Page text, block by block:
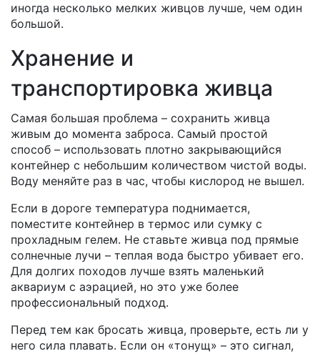
иногда несколько мелких живцов лучше, чем один
большой.
Хранение и
транспортировка живца
Самая большая проблема – сохранить живца
живым до момента заброса. Самый простой
способ – использовать плотно закрывающийся
контейнер с небольшим количеством чистой воды.
Воду меняйте раз в час, чтобы кислород не вышел.
Если в дороге температура поднимается,
поместите контейнер в термос или сумку с
прохладным гелем. Не ставьте живца под прямые
солнечные лучи – теплая вода быстро убивает его.
Для долгих походов лучше взять маленький
аквариум с аэрацией, но это уже более
профессиональный подход.
Перед тем как бросать живца, проверьте, есть ли у
него сила плавать. Если он «тонущ» – это сигнал,